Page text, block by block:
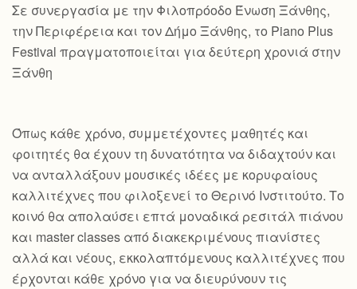
Σε συνεργασία με την Φιλοπρόοδο Ένωση Ξάνθης,
την Περιφέρεια και τον Δήμο Ξάνθης, το Piano Plus
Festival πραγματοποιείται για δεύτερη χρονιά στην
Ξάνθη
Όπως κάθε χρόνο, συμμετέχοντες μαθητές και
φοιτητές θα έχουν τη δυνατότητα να διδαχτούν και
να ανταλλάξουν μουσικές ιδέες με κορυφαίους
καλλιτέχνες που φιλοξενεί το Θερινό Ινστιτούτο. Το
κοινό θα απολαύσει επτά μοναδικά ρεσιτάλ πιάνου
και master classes από διακεκριμένους πιανίστες
αλλά και νέους, εκκολαπτόμενους καλλιτέχνες που
έρχονται κάθε χρόνο για να διευρύνουν τις